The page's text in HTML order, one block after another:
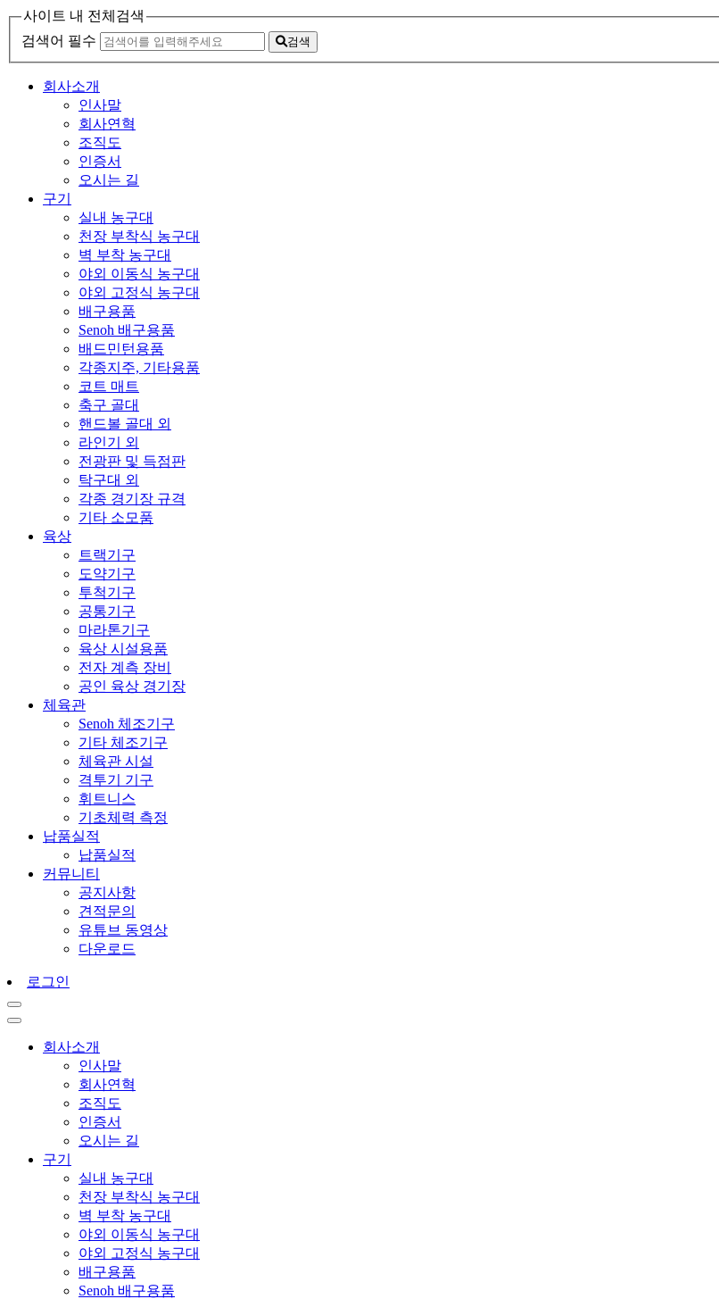
사이트 내 전체검색
검색어 필수
검색
회사소개
인사말
회사연혁
조직도
인증서
오시는 길
구기
실내 농구대
천장 부착식 농구대
벽 부착 농구대
야외 이동식 농구대
야외 고정식 농구대
배구용품
Senoh 배구용품
배드민턴용품
각종지주, 기타용품
코트 매트
축구 골대
핸드볼 골대 외
라인기 외
전광판 및 득점판
탁구대 외
각종 경기장 규격
기타 소모품
육상
트랙기구
도약기구
투척기구
공통기구
마라톤기구
육상 시설용품
전자 계측 장비
공인 육상 경기장
체육관
Senoh 체조기구
기타 체조기구
체육관 시설
격투기 기구
휘트니스
기초체력 측정
납품실적
납품실적
커뮤니티
공지사항
견적문의
유튜브 동영상
다운로드
로그인
회사소개
인사말
회사연혁
조직도
인증서
오시는 길
구기
실내 농구대
천장 부착식 농구대
벽 부착 농구대
야외 이동식 농구대
야외 고정식 농구대
배구용품
Senoh 배구용품